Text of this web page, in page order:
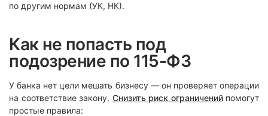
по другим нормам (УК, НК).
Как не попасть под
подозрение по 115-ФЗ
У банка нет цели мешать бизнесу — он проверяет операции
на соответствие закону. Снизить риск ограниченийпомогут
простые правила: